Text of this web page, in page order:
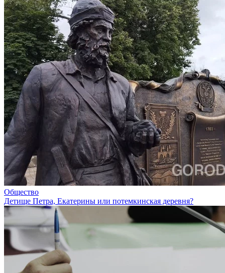
Общество
Детище Петра, Екатерины или потемкинская деревня?